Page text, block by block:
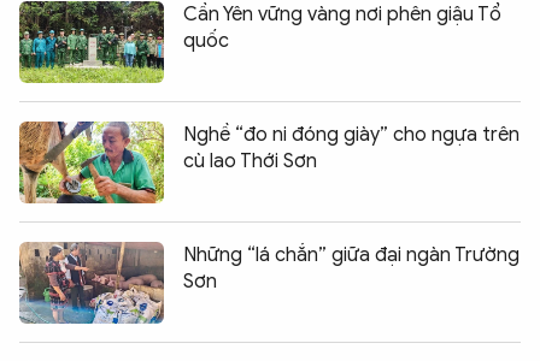
Cần Yên vững vàng nơi phên giậu Tổ
quốc
Nghề “đo ni đóng giày” cho ngựa trên
cù lao Thới Sơn
Những “lá chắn” giữa đại ngàn Trường
Sơn